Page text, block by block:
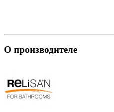
О производителе